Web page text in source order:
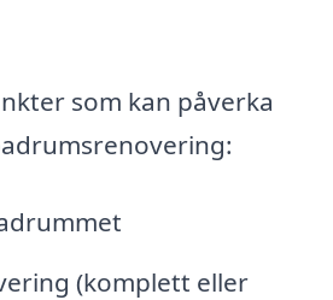
som kan påverka
(komplett eller